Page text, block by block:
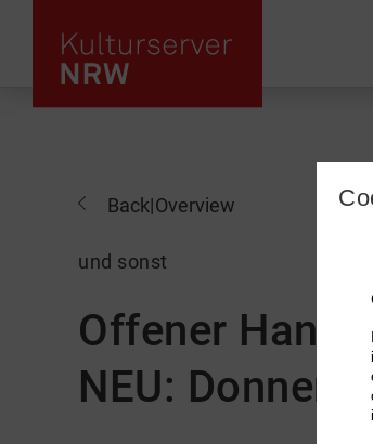
Back|Overview
und sonst
Offener
NEU: